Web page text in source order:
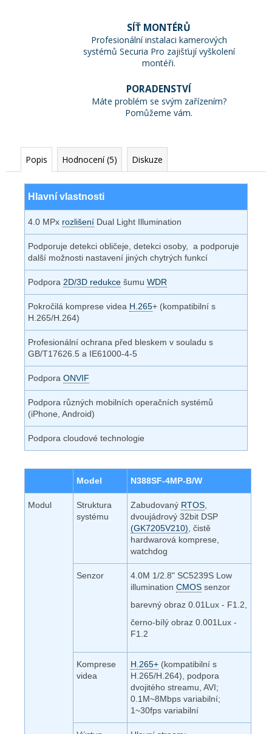
SÍŤ MONTÉRŮ
Profesionální instalaci kamerových
systémů Securia Pro zajišťují vyškolení
montéři.
PORADENSTVÍ
Máte problém se svým zařízením?
Pomůžeme vám.
Popis Hodnocení (5) Diskuze
Hlavní vlastnosti
4.0 MPx rozlišení Dual Light Illumination
Podporuje detekci obličeje, detekci osoby, a podporuje
další možnosti nastavení jiných chytrých funkcí
Podpora 2D/3D redukce šumu WDR
Pokročilá komprese videa H.265+ (kompatibilní s
H.265/H.264)
Profesionální ochrana před bleskem v souladu s
GB/T17626.5 a IE61000-4-5
Podpora ONVIF
Podpora různých mobilních operačních systémů
(iPhone, Android)
Podpora cloudové technologie
Model N388SF-4MP-B/W
Modul
Struktura
systému
Zabudovaný RTOS
dvoujádrový 32bit DSP
(GK7205V210) , čistě
hardwarová komprese,
watchdog
Senzor
4.0M 1/2.8" SC5239S Low
illumination CMOS senzor
barevný obraz 0.01Lux - F1.2,
černo-bílý obraz 0.001Lux -
F1.2
Komprese
videa
H.265+ (kompatibilní s
H.265/H.264), podpora
dvojitého streamu, AVI;
0.1M~8Mbps variabilní;
1~30fps variabilní